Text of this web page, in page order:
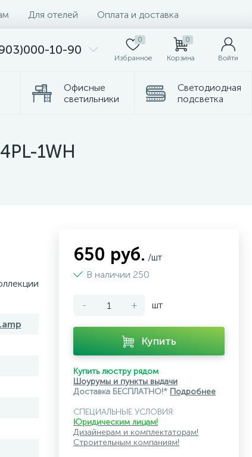
Для отелей Оплата и доставка
10-90
0
Избранное
0
Корзина Войти
Офисные
светильники
Светодиодная
подсветка
1WH
650 руб. /шт
В наличии 250
- + шт
Купить
Купить люстру рядом
Шоурумы и пункты выдачи
Доставка БЕСПЛАТНО!* Подробнее
СПЕЦИАЛЬНЫЕ УСЛОВИЯ:
Юридическим лицам!
Дизайнерам и комплектаторам!
Строительным компаниям!